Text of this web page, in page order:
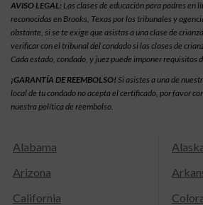
AVISO LEGAL:Las clases de educación para padres en
reconocidas en Brooks, Texas por los tribunales y
obstante, si se te exige que asistas a una clase de
verificar con el tribunal del condado si las clases de
Cada estado, condado, y juez puede imponer requisitos
¡GARANTÍA DE REEMBOLSO! Si asistes a una de
local de tu condado no acepta el certificado, por favor
nuestra política de reembolso.
Alabama
Arizona
California